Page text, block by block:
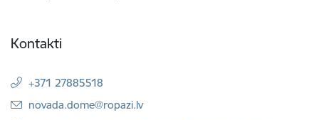
Kontakti
+371 27885518
E-pasts:
novada.dome@ropazi.lv